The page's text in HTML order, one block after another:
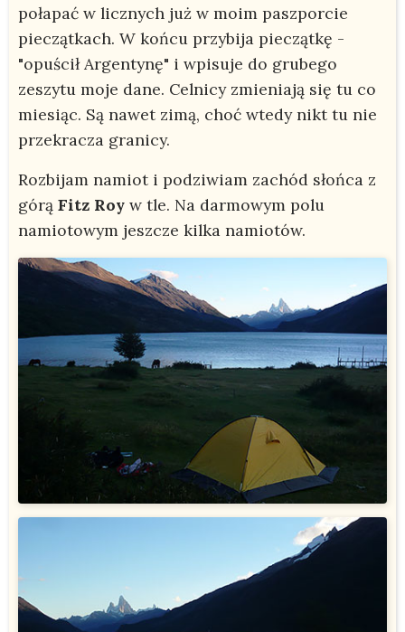
połapać w licznych już w moim paszporcie
pieczątkach. W końcu przybija pieczątkę -
"opuścił Argentynę" i wpisuje do grubego
zeszytu moje dane. Celnicy zmieniają się tu co
miesiąc. Są nawet zimą, choć wtedy nikt tu nie
przekracza granicy.
Rozbijam namiot i podziwiam zachód słońca z
górą Fitz Roy w tle. Na darmowym polu
namiotowym jeszcze kilka namiotów.